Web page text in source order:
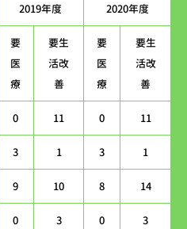
2019年度 2020年度
要
医
療
要生
活改
善
要
医
療
要生
活改
善
0 11 0 11
3 1 3 1
9 10 8 14
0 3 0 3